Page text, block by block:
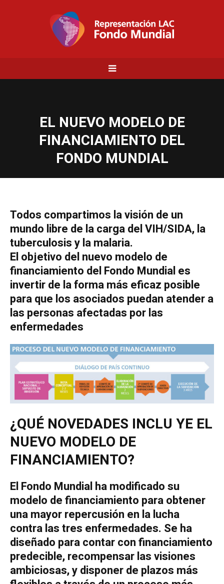
EL NUEVO MODELO DE
FINANCIAMIENTO DEL
FONDO MUNDIAL
Todos compartimos la visión de un
mundo libre de la carga del VIH/SIDA, la
tuberculosis y la malaria.
El objetivo del nuevo modelo de
financiamiento del Fondo Mundial es
invertir de la forma más eficaz posible
para que los asociados puedan atender a
las personas afectadas por las
enfermedades
¿QUÉ NOVEDADES INCLU YE EL
NUEVO MODELO DE
FINANCIAMIENTO?
El Fondo Mundial ha modificado su
modelo de financiamiento para obtener
una mayor repercusión en la lucha
contra las tres enfermedades. Se ha
diseñado para contar con financiamiento
predecible, recompensar las visiones
ambiciosas, y disponer de plazos más